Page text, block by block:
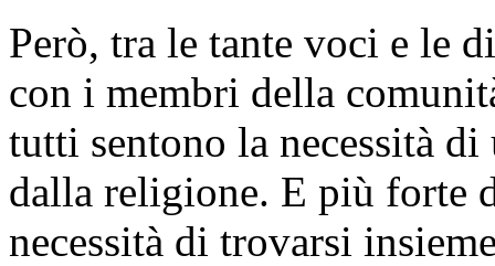
Però, tra le tante voci e le
con i membri della
tutti sentono la necessità di
dalla religione. E più forte
necessità di trovarsi